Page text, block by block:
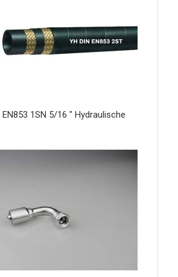
EN853 1SN 5/16 ″ Hydraulische